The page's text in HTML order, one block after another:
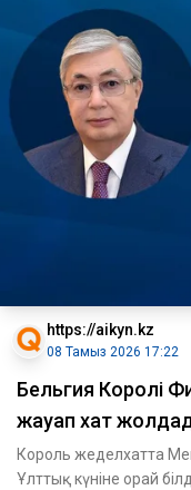
https://aikyn.kz
08 Тамыз 2026 17:22
Бельгия Королі
жауап хат
Король жеделхатта
Ұлттық күніне орай